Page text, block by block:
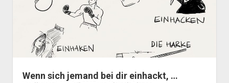
Wenn sich jemand bei dir einhackt, …